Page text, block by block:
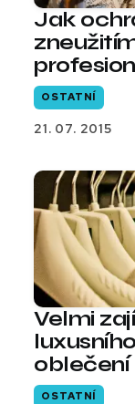
Jak
OSTATNÍ
21. 07. 2015
Velmi
oblečení
OSTATNÍ